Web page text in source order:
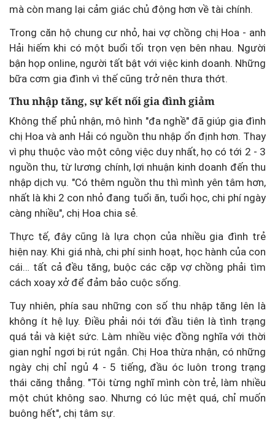
mà còn mang lại cảm giác chủ động hơn về tài chính.
Trong căn hộ chung cư nhỏ, hai vợ chồng chị Hoa - anh
Hải hiếm khi có một buổi tối trọn vẹn bên nhau. Người
bận họp online, người tất bật với việc kinh doanh. Những
bữa cơm gia đình vì thế cũng trở nên thưa thớt.
Thu nhập tăng, sự kết nối gia đình giảm
Không thể phủ nhận, mô hình "đa nghề" đã giúp gia đình
chị Hoa và anh Hải có nguồn thu nhập ổn định hơn. Thay
vì phụ thuộc vào một công việc duy nhất, họ có tới 2 - 3
nguồn thu, từ lương chính, lợi nhuận kinh doanh đến thu
nhập dịch vụ. "Có thêm nguồn thu thì mình yên tâm hơn,
nhất là khi 2 con nhỏ đang tuổi ăn, tuổi học, chi phí ngày
càng nhiều", chị Hoa chia sẻ.
Thực tế, đây cũng là lựa chọn của nhiều gia đình trẻ
hiện nay. Khi giá nhà, chi phí sinh hoạt, học hành của con
cái… tất cả đều tăng, buộc các cặp vợ chồng phải tìm
cách xoay xở để đảm bảo cuộc sống.
Tuy nhiên, phía sau những con số thu nhập tăng lên là
không ít hệ lụy. Điều phải nói tới đầu tiên là tình trạng
quá tải và kiệt sức. Làm nhiều việc đồng nghĩa với thời
gian nghỉ ngơi bị rút ngắn. Chị Hoa thừa nhận, có những
ngày chị chỉ ngủ 4 - 5 tiếng, đầu óc luôn trong trạng
thái căng thẳng. "Tôi từng nghĩ mình còn trẻ, làm nhiều
một chút không sao. Nhưng có lúc mệt quá, chỉ muốn
buông hết", chị tâm sự.